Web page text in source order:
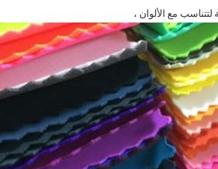
لتتناسب مع الألوان ،